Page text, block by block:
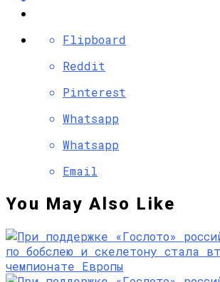
Flipboard
Reddit
Pinterest
Whatsapp
Whatsapp
Email
You May Also Like